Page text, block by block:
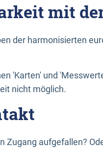
mit
der harmonisierten
'Karten' und
nicht möglich.
Zugang aufgefallen?